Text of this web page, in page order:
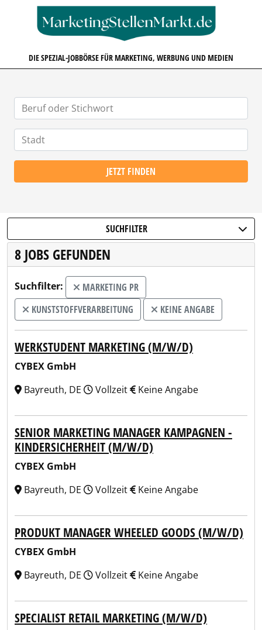
DIE SPEZIAL-JOBBÖRSE FÜR MARKETING, WERBUNG UND MEDIEN
JETZT FINDEN
SUCHFILTER
8 JOBS GEFUNDEN
Suchfilter:
MARKETING PR
KUNSTSTOFFVERARBEITUNG
KEINE ANGABE
WERKSTUDENT MARKETING (M/W/D)
CYBEX GmbH
Bayreuth, DE
Vollzeit Keine Angabe
SENIOR MARKETING MANAGER KAMPAGNEN -
KINDERSICHERHEIT (M/W/D)
CYBEX GmbH
Bayreuth, DE
Vollzeit Keine Angabe
PRODUKT MANAGER WHEELED GOODS (M/W/D)
CYBEX GmbH
Bayreuth, DE
Vollzeit Keine Angabe
SPECIALIST RETAIL MARKETING (M/W/D)